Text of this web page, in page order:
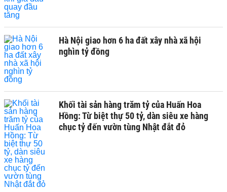
Hà Nội giao hơn 6 ha đất xây nhà xã hội
nghìn tỷ đồng
Khối tài sản hàng trăm tỷ của Huấn Hoa
Hồng: Từ biệt thự 50 tỷ, dàn siêu xe hàng
chục tỷ đến vườn tùng Nhật đắt đỏ